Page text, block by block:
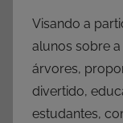
Visando a
alunos sobre
árvores,
divertido,
estudantes,